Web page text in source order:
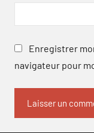
Enregistrer
navigateur pour